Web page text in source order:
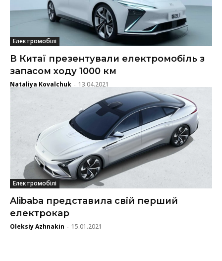
Електромобілі
В Китаї презентували електромобіль з
запасом ходу 1000 км
Nataliya Kovalchuk - 13.04.2021
Електромобілі
Alibaba представила свій перший
електрокар
Oleksiy Azhnakin - 15.01.2021